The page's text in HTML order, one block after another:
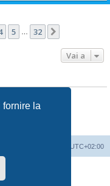
fornire la
5 32
Vai a
UTC+02:00
phpBB Limited
Italia.it